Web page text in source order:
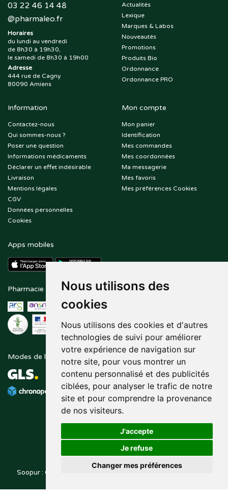
Nous utilisons des
cookies
Nous utilisons des cookies et d'autres
technologies de suivi pour améliorer
votre expérience de navigation sur
notre site, pour vous montrer un
contenu personnalisé et des publicités
ciblées, pour analyser le trafic de notre
site et pour comprendre la provenance
de nos visiteurs.
J'accepte
Je refuse
Changer mes préférences
03 22 46 14 48
@pharmaleo.fr
Horaires
du lundi au vendredi
de 8h30 à 19h30,
le samedi de 8h30 à 19h00
Adresse
444 rue de Cagny
80090 Amiens
Actualités
Lexique
Marques & Labos
Nouveautés
Promotions
Produits Bio
Ordonnance
Ordonnance PRO
Information
Contactez-nous
Qui sommes-nous ?
Poser une question
Informations médicaments
Déclarer un effet indésirable
Livraison
Mentions légales
CGV
Données personnelles
Cookies
Mon compte
Mon panier
Identification
Mes commandes
Mes coordonnées
Ma messagerie
Mes favoris
Mes préférences Cookies
Apps mobiles
Pharmacie en ligne agréée Paiement sécurisé
Modes de livraison Suivez-nous sur
Soopur : Cosmétiques, soin de la peau, maquillage, toutes vos